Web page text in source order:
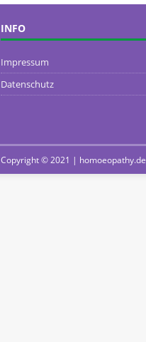
INFO
Impressum
Datenschutz
Copyright © 2021 | homoeopathy.de